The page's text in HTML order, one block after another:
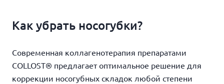
Как убрать носогубки?
Современная коллагенотерапия препаратами
COLLOST® предлагает оптимальное решение для
коррекции носогубных складок любой степени